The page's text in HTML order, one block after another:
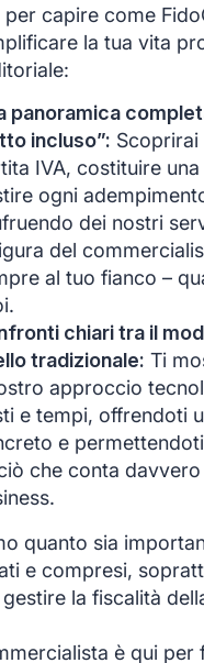
per capire come
la tua vita
panoramica
incluso”: Scoprirai
IVA, costituire
ogni
dei nostri
del
al tuo fianco –
chiari tra il
tradizionale: Ti
approccio
e tempi, offrendoti
e
che conta
quanto sia
e compresi,
la fiscalità
è qui per